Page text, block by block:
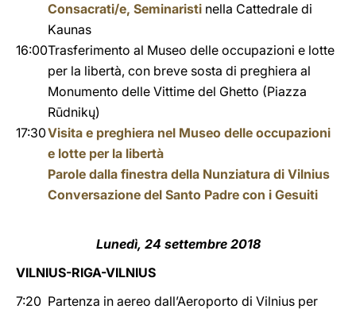
Consacrati/e, Seminaristi nella Cattedrale di
Kaunas
16:00Trasferimento al Museo delle occupazioni e lotte
per la libertà, con breve sosta di preghiera al
Monumento delle Vittime del Ghetto (Piazza
Rūdnikų)
17:30Visita e preghiera nel Museo delle occupazioni
e lotte per la libertà
Parole dalla finestra della Nunziatura di Vilnius
Conversazione del Santo Padre con i Gesuiti
Lunedì, 24 settembre 2018
VILNIUS-RIGA-VILNIUS
7:20 Partenza in aereo dall’Aeroporto di Vilnius per